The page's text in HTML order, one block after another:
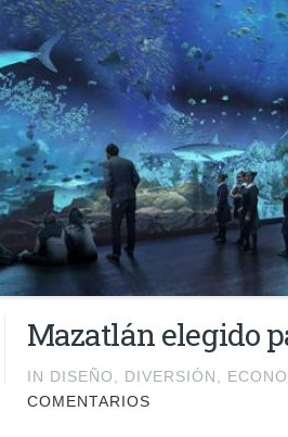
Mazatlán elegido
IN DISEÑO DIVERSIÓN
COMENTARIOS